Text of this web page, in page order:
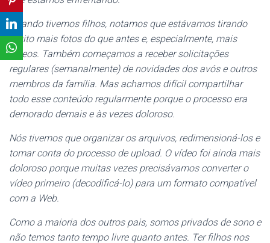
Quando tivemos filhos, notamos que estávamos tirando
muito mais fotos do que antes e, especialmente, mais
vídeos. Também começamos a receber solicitações
regulares (semanalmente) de novidades dos avós e outros
membros da família. Mas achamos difícil compartilhar
todo esse conteúdo regularmente porque o processo era
demorado demais e às vezes doloroso.
Nós tivemos que organizar os arquivos, redimensioná-los e
tomar conta do processo de upload. O vídeo foi ainda mais
doloroso porque muitas vezes precisávamos converter o
vídeo primeiro (decodificá-lo) para um formato compatível
com a Web.
Como a maioria dos outros pais, somos privados de sono e
não temos tanto tempo livre quanto antes. Ter filhos nos